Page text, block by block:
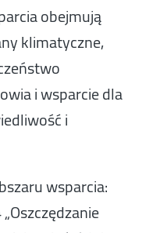
obejmują
klimatyczne,
i wsparcie dla
i
wsparcia: